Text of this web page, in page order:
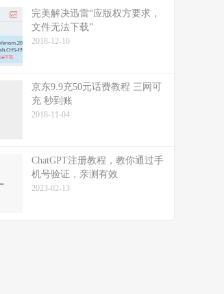
完美解决迅雷“应版权方要求，
文件无法下载”
2018-12-10
京东9.9充50元话费教程 三网可
充 秒到账
2018-11-04
ChatGPT注册教程，教你通过手
机号验证，亲测有效
2023-02-13